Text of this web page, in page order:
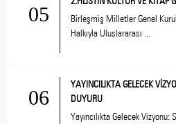
05
Birleşmiş Milletler Genel
Halkıyla Uluslararası ...
06
YAYINCILIKTA GELECEK
DUYURU
Yayıncılıkta Gelecek Vizyonu: